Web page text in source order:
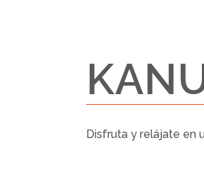
Disfruta y relájate en